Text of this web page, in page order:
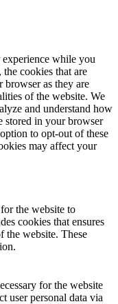
while you
cookies that are
browser as they are
of the website. We
and understand how
stored in your browser
to opt-out of these
may affect your
the website to
cookies that ensures
the website. These
for the website
user personal data via